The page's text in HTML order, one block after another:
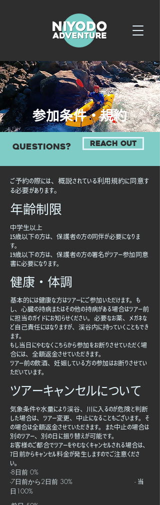
​参加条件・規約
questions? Reach out
ご予約の際には、概説されている利用規約に同意す
る必要があります。
​年齢制限
中学生以上
15歳以下の方は、保護者の方の同伴が必要になりま
す。
19歳以下の方は、保護者の方の署名がツアー参加同意
書に必要になります。
​健康・体調
基本的には健康な方はツアーにご参加いただけます。も
し、心臓の持病またはその他の持病がある場合はツアー前
に担当のガイドにお知らせください。必要なお薬、メガネな
ど自己責任にはなりますが、渓谷内に持っていくこともでき
ます。
​もし当日にやむなくこちらから参加をお断りさせていただく場
合には、全額返金させていただきます。
​ツアー前の飲酒、妊娠している方の参加はお断りさせてい
ただいています。
ツアーキャンセルについて
気象条件や水量により渓谷、川に入るのが危険と判断
した場合は、ツアー変更、中止になることもございます。そ
の場合は全額返金させていただきます。また中止の場合は
別のツアー、別の日に振り替えが可能です。
お客様のご都合でツアーをやむなくキャンセルされる場合は、
7日前からキャンセル料金が発生しますのでご注意くださ
い。
-8日前 0%
-7日前から2日前 30% - 当
日100%